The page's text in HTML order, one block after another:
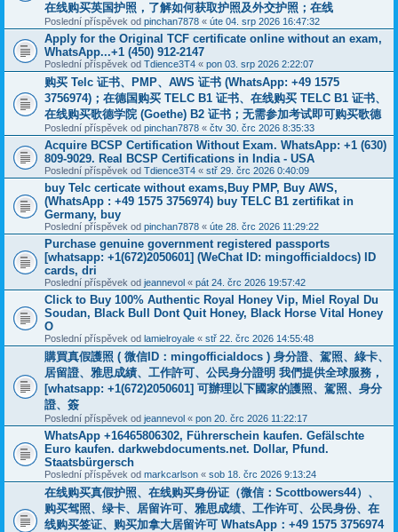
在线购买英国护照，了解如何获取护照及外交护照；在线
Poslední příspěvek od pinchan7878 « úte 04. srp 2026 16:47:32
Apply for the Original TCF certificate online without an exam,
WhatsApp...+1 (450) 912-2147
Poslední příspěvek od Tdience3T4 « pon 03. srp 2026 2:22:07
购买 Telc 证书、PMP、AWS 证书 (WhatsApp: +49 1575
3756974)；在德国购买 TELC B1 证书、在线购买 TELC B1 证书、
在线购买歌德学院 (Goethe) B2 证书；无需参加考试即可购买歌德
Poslední příspěvek od pinchan7878 « čtv 30. črc 2026 8:35:33
Acquire BCSP Certification Without Exam. WhatsApp: +1 (630)
809-9029. Real BCSP Certifications in India - USA
Poslední příspěvek od Tdience3T4 « stř 29. črc 2026 0:40:09
buy Telc certicate without exams,Buy PMP, Buy AWS,
(WhatsApp : +49 1575 3756974) buy TELC B1 zertifikat in
Germany, buy
Poslední příspěvek od pinchan7878 « úte 28. črc 2026 11:29:22
Purchase genuine government registered passports
[whatsapp: +1(672)2050601] (WeChat ID: mingofficialdocs) ID
cards, dri
Poslední příspěvek od jeannevol « pát 24. črc 2026 19:57:42
Click to Buy 100% Authentic Royal Honey Vip, Miel Royal Du
Soudan, Black Bull Dont Quit Honey, Black Horse Vital Honey
O
Poslední příspěvek od lamielroyale « stř 22. črc 2026 14:55:48
購買真假護照 ( 微信ID：mingofficialdocs ) 身分證、駕照、綠卡、
居留證、雅思成績、工作許可、公民身分證明 我們提供全球服務，
[whatsapp: +1(672)2050601] 可辦理以下國家的護照、駕照、身分
證、簽
Poslední příspěvek od jeannevol « pon 20. črc 2026 11:22:17
WhatsApp +16465806302, Führerschein kaufen. Gefälschte
Euro kaufen. darkwebdocuments.net. Dollar, Pfund.
Staatsbürgersch
Poslední příspěvek od markcarlson « sob 18. črc 2026 9:13:24
在线购买真假护照、在线购买身份证（微信：Scottbowers44）、
购买驾照、绿卡、居留许可、雅思成绩、工作许可、公民身份、在
线购买签证、购买加拿大居留许可 WhatsApp：+49 1575 3756974